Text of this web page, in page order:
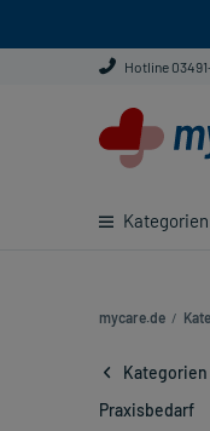
Hotline
Kategorien
mycare.de /
Kategorien
Praxisbedarf